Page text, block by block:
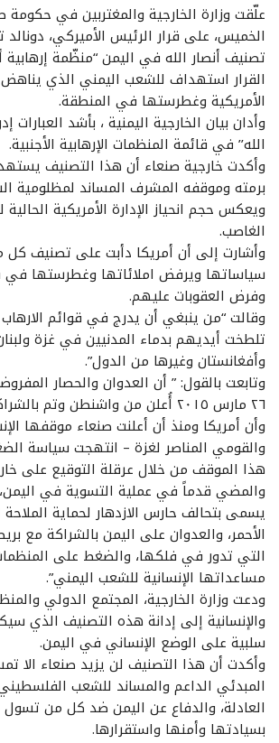
علّقت وزارة الخارجية والمغتربين في حكومة
الخميس، على قرار الرئيس الأميركي، دونالد
تصنيف أنصار الله في اليمن “منظّمة إرهابية
القرار استهداف للشعب اليمني الذي يناهض
الأمريكية وغطرستها في المنطقة.
وأدان بيان الخارجية اليمنية ، بأشد العبارات
الله’’ في قائمة المنظمات الإرهابية الأجنبية.
وأكدت خارجية صنعاء أن هذا التصنيف
برمته وموقفه المشرف المساند لمظلومية
ويعكس حجم انحياز الإدارة الأمريكية
الغاصب.
وأشارت إلى أن أمريكا دأبت على تصنيف
سياساتها ويرفض املائاتها وغطرستها في
وفرض العقوبات عليهم.
وقالت “من ينبغي أن يدرج في قوائم
تلطخت أيديهم بدماء المدنيين في غزة
وأفغانستان وغيرها من الدول”.
وتابعت بالقول: ” أن العدوان والحصار
٢٦ مارس ٢٠١٥ أُعلن من واشنطن وتم
وأن أمريكا ومنذ أن أعلنت صنعاء موقفها
والقومي المناصر لغزة – انتهجت سياسة
هذا الموقف من خلال عرقلة التوقيع على
والمضي قدماً في عملية التسوية في
يسمى بتحالف حارس الازدهار لحماية الملاحة
الأحمر، والعدوان على اليمن بالشراكة مع
التي تدور في فلكها، والضغط على
مساعداتها الإنسانية للشعب اليمني”.
ودعت وزارة الخارجية، المجتمع الدولي
والإنسانية إلى إدانة هذه التصنيف الذي
سلبية على الوضع الإنساني في اليمن.
وأكدت أن هذا التصنيف لن يزيد صنعاء الا
المبدئي الداعم والمساند للشعب
العادلة، والدفاع عن اليمن ضد كل من
بسيادتها وأمنها واستقرارها.